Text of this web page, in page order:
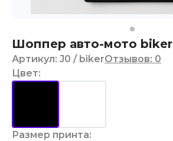
Шоппер авто-мото biker
Артикул: J0 / bikerОтзывов: 0
Цвет:
Размер принта: